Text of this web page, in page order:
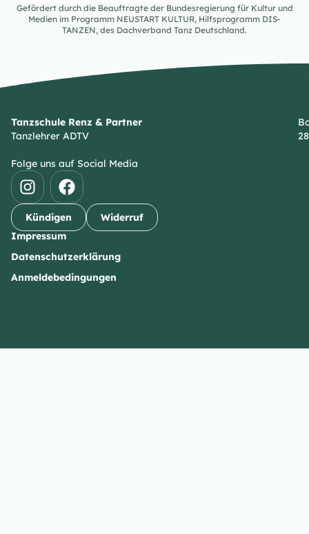
Gefördert durch die Beauftragte der Bundesregierung für Kultur und
Medien im Programm NEUSTART KULTUR, Hilfsprogramm DIS-
TANZEN, des Dachverband Tanz Deutschland.
Tanzschule Renz & Partner
Tanzlehrer ADTV
Folge uns auf Social Media
Kündigen
Widerruf
Impressum
Datenschutzerklärung
Anmeldebedingungen